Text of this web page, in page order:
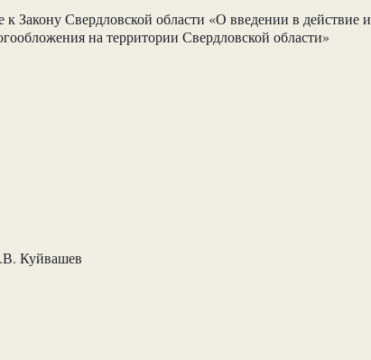
Закону Свердловской области «О введении в действие и
на территории Свердловской области»
Куйвашев